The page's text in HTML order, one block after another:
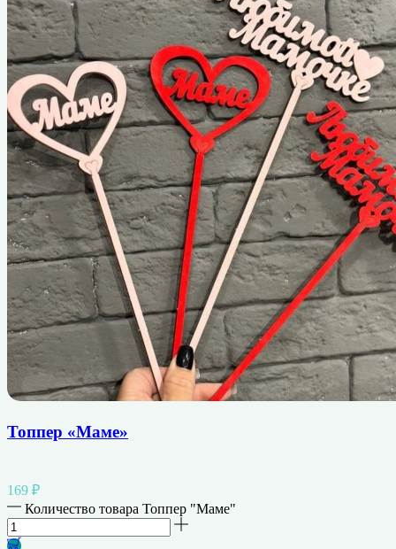
Топпер «Маме»
169 ₽
Количество товара Топпер "Маме"